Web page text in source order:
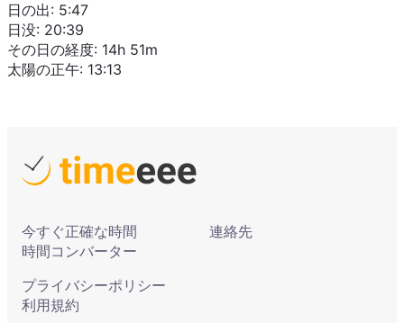
日の出: 5:47
日没: 20:39
その日の経度: 14h 51m
太陽の正午: 13:13
今すぐ正確な時間
時間コンバーター
連絡先
プライバシーポリシー
利用規約